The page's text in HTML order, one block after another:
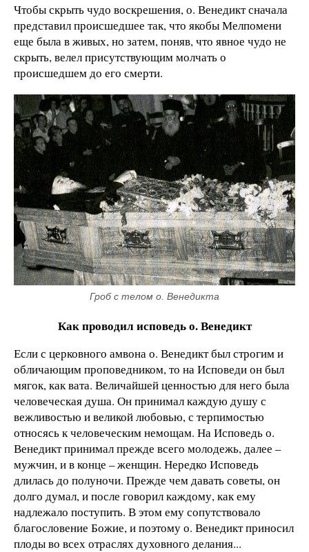
Чтобы скрыть чудо воскрешения, о. Венедикт сначала
представил происшедшее так, что якобы Мелпомени
еще была в живых, но затем, поняв, что явное чудо не
скрыть, велел присутствующим молчать о
происшедшем до его смерти.
Гроб с телом о. Венедикта
Как проводил исповедь о. Венедикт
Если с церковного амвона о. Венедикт был строгим и
обличающим проповедником, то на Исповеди он был
мягок, как вата. Величайшей ценностью для него была
человеческая душа. Он принимал каждую душу с
вежливостью и великой любовью, с терпимостью
относясь к человеческим немощам. На Исповедь о.
Венедикт принимал прежде всего молодежь, далее –
мужчин, и в конце – женщин. Нередко Исповедь
длилась до полуночи. Прежде чем давать советы, он
долго думал, и после говорил каждому, как ему
надлежало поступить. В этом ему сопутствовало
благословение Божие, и поэтому о. Венедикт приносил
плоды во всех отраслях духовного делания...